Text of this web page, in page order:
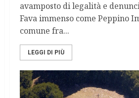
avamposto di legalità e
Fava immenso come Peppino
comune fra...
LEGGI DI PIÙ